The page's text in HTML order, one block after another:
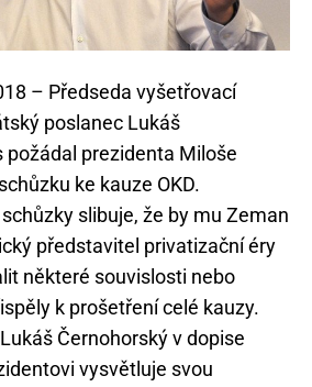
– Předseda vyšetřovací
poslanec Lukáš
požádal prezidenta Miloše
ke kauze OKD.
slibuje, že by mu Zeman
představitel privatizační éry
některé souvislosti nebo
k prošetření celé kauzy.
Černohorský v dopise
vysvětluje svou